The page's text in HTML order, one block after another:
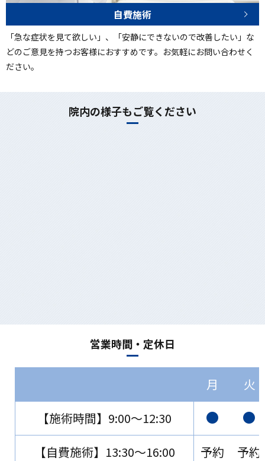
自費施術
「急な症状を見て欲しい」、「安静にできないので改善したい」な
どのご意見を持つお客様におすすめです。お気軽にお問い合わせく
ださい。
院内の様子もご覧ください
営業時間・定休日
月
火
【施術時間】9:00～12:30
【自費施術】13:30～16:00
予約
予約